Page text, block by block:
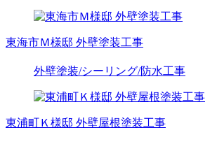
東海市Ｍ様邸 外壁塗装工事
外壁塗装/シーリング/防水工事
東浦町Ｋ様邸 外壁屋根塗装工事